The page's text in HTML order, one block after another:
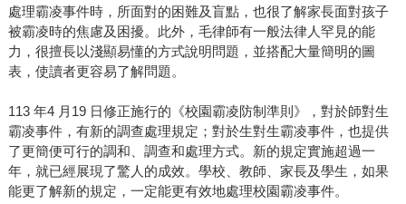
處理霸凌事件時，所面對的困難及盲點，也很了解家長面對孩子
被霸凌時的焦慮及困擾。此外，毛律師有一般法律人罕見的能
力，很擅長以淺顯易懂的方式說明問題，並搭配大量簡明的圖
表，使讀者更容易了解問題。
113 年4 月19 日修正施行的《校園霸凌防制準則》，對於師對生
霸凌事件，有新的調查處理規定；對於生對生霸凌事件，也提供
了更簡便可行的調和、調查和處理方式。新的規定實施超過一
年，就已經展現了驚人的成效。學校、教師、家長及學生，如果
能更了解新的規定，一定能更有效地處理校園霸凌事件。